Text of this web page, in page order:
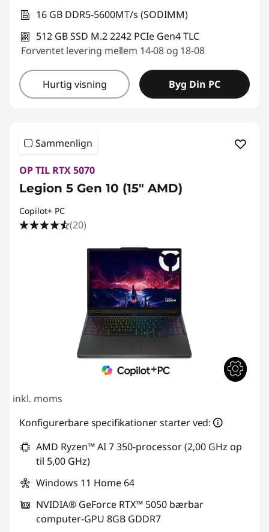
16 GB DDR5-5600MT/s (SODIMM)
512 GB SSD M.2 2242 PCIe Gen4 TLC
Forventet levering mellem 14-08 og 18-08
Hurtig visning Byg Din PC
Sammenlign
OP TIL RTX 5070
Legion 5 Gen 10 (15" AMD)
Copilot+ PC
(20)
inkl. moms
Konfigurerbare specifikationer starter ved:
AMD Ryzen™ AI 7 350-processor (2,00 GHz op
til 5,00 GHz)
Windows 11 Home 64
NVIDIA® GeForce RTX™ 5050 bærbar
computer-GPU 8GB GDDR7